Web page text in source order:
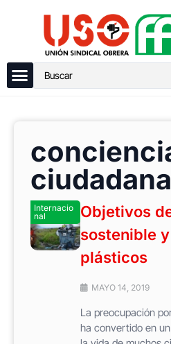
ciudadana
Internacio
nal
Objetivos
sostenible
plásticos
MAYO 14, 2019
La preocupación
ha convertido en